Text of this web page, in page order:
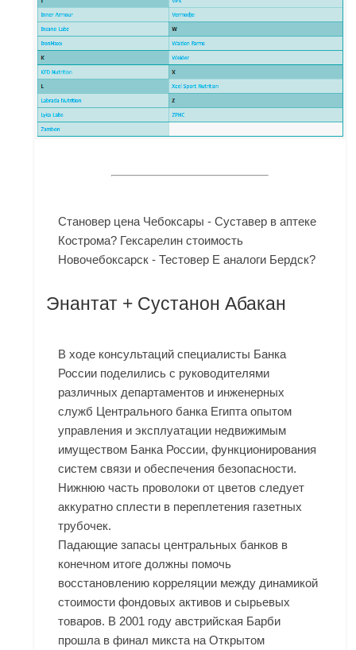
Становер цена Чебоксары - Суставер в аптеке
Кострома? Гексарелин стоимость
Новочебоксарск - Тестовер Е аналоги Бердск?
Энантат + Сустанон Абакан
В ходе консультаций специалисты Банка
России поделились с руководителями
различных департаментов и инженерных
служб Центрального банка Египта опытом
управления и эксплуатации недвижимым
имуществом Банка России, функционирования
систем связи и обеспечения безопасности.
Нижнюю часть проволоки от цветов следует
аккуратно сплести в переплетения газетных
трубочек.
Падающие запасы центральных банков в
конечном итоге должны помочь
восстановлению корреляции между динамикой
стоимости фондовых активов и сырьевых
товаров. В 2001 году австрийская Барби
прошла в финал микста на Открытом